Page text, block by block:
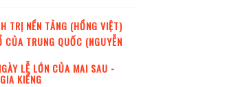
TRỊ NỀN TẢNG (HỒNG VIỆT)
TRUNG QUỐC (NGUYỄN
LỄ LỚN CỦA MAI SAU -
KIỂNG